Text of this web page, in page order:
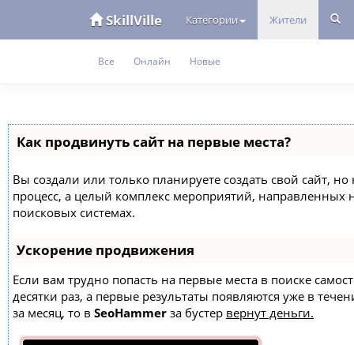
SkillVille Категории Жители
Все Онлайн Новые
Как продвинуть сайт на первые места?
Вы создали или только планируете создать свой сайт,
процесс, а целый комплекс мероприятий,
поисковых системах.
Ускорение продвижения
Если вам трудно попасть на первые места в поиске
десятки раз, а первые результаты появляются уже в
за месяц, то в SeoHammer за бустер вернут деньги.